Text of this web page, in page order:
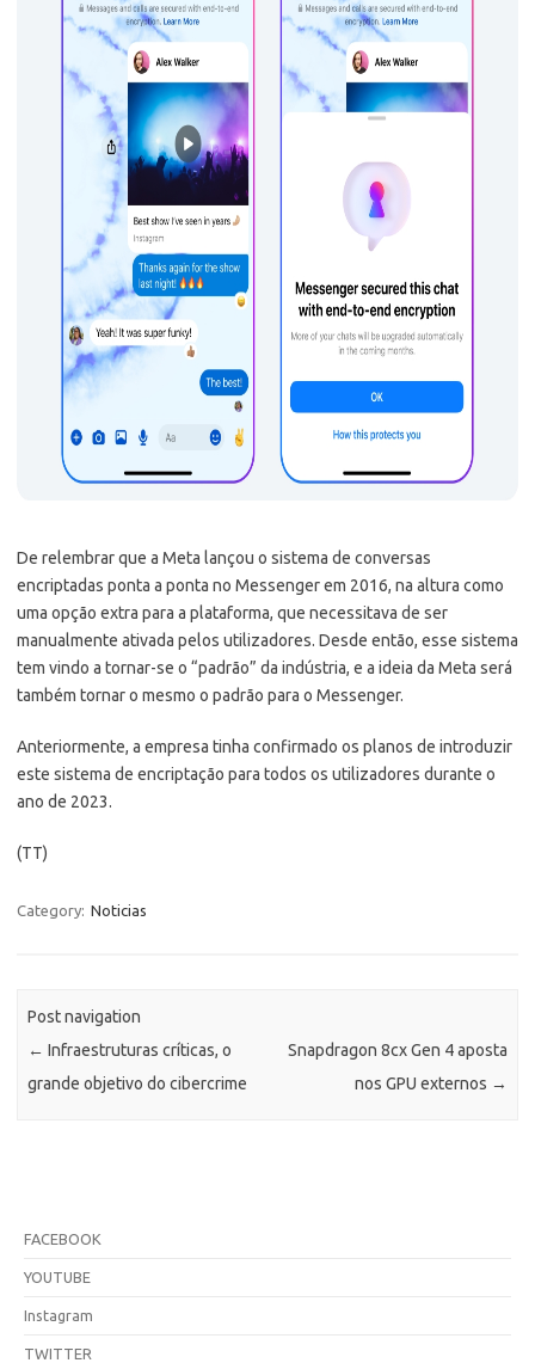
De relembrar que a Meta lançou o sistema de conversas
encriptadas ponta a ponta no Messenger em 2016, na altura como
uma opção extra para a plataforma, que necessitava de ser
manualmente ativada pelos utilizadores. Desde então, esse sistema
tem vindo a tornar-se o “padrão” da indústria, e a ideia da Meta será
também tornar o mesmo o padrão para o Messenger.
Anteriormente, a empresa tinha confirmado os planos de introduzir
este sistema de encriptação para todos os utilizadores durante o
ano de 2023.
(TT)
Category: Noticias
Post navigation
← Infraestruturas críticas, o
grande objetivo do cibercrime
Snapdragon 8cx Gen 4 aposta
nos GPU externos →
FACEBOOK
YOUTUBE
Instagram
TWITTER